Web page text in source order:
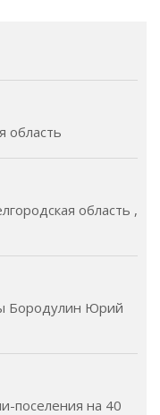
область
область ,
Бородулин Юрий
поселения на 40